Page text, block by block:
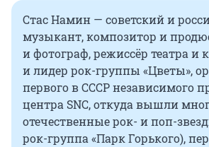
Стас Намин — советский и
музыкант, композитор и
и фотограф, режиссёр театра и
и лидер рок-группы «Цветы»,
первого в СССР независимого
центра SNC, откуда вышли
отечественные рок- и поп-
рок-группа «Парк Горького),